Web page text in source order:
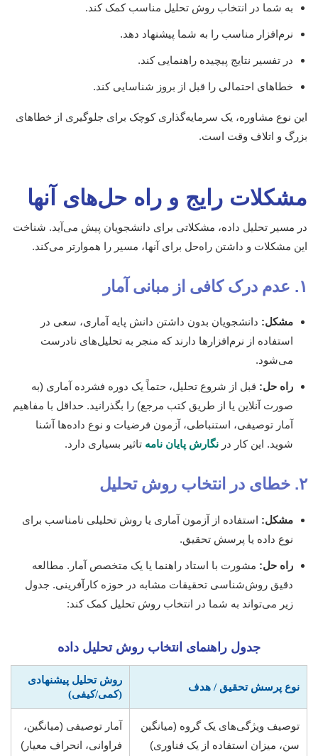
به شما در انتخاب روش تحلیل مناسب کمک کند.
نرم‌افزار مناسب را به شما پیشنهاد دهد.
در تفسیر نتایج پیچیده راهنمایی کند.
خطاهای احتمالی را قبل از بروز شناسایی کند.
این نوع مشاوره، یک سرمایه‌گذاری کوچک برای جلوگیری از خطاهای
بزرگ و اتلاف وقت است.
مشکلات رایج و راه حل‌های آنها
در مسیر تحلیل داده، مشکلاتی برای دانشجویان پیش می‌آید. شناخت
این مشکلات و داشتن راه‌حل برای آنها، مسیر را هموارتر می‌کند.
۱. عدم درک کافی از مبانی آمار
مشکل: دانشجویان بدون داشتن دانش پایه آماری، سعی در
استفاده از نرم‌افزارها دارند که منجر به تحلیل‌های نادرست
می‌شود.
راه حل: قبل از شروع تحلیل، حتماً یک دوره فشرده آماری (به
صورت آنلاین یا از طریق کتب مرجع) را بگذرانید. حداقل با مفاهیم
آمار توصیفی، استنباطی، آزمون فرضیات و نوع داده‌ها آشنا
شوید. این کار در نگارش پایان نامه تاثیر بسیاری دارد.
۲. خطای در انتخاب روش تحلیل
مشکل: استفاده از آزمون آماری یا روش تحلیلی نامناسب برای
نوع داده یا پرسش تحقیق.
راه حل: مشورت با استاد راهنما یا یک متخصص آمار. مطالعه
دقیق روش‌شناسی تحقیقات مشابه در حوزه کارآفرینی. جدول
زیر می‌تواند به شما در انتخاب روش تحلیل کمک کند:
جدول راهنمای انتخاب روش تحلیل داده
نوع پرسش تحقیق / هدف
روش تحلیل پیشنهادی
(کمی/کیفی)
توصیف ویژگی‌های یک گروه (میانگین
سن، میزان استفاده از یک فناوری)
آمار توصیفی (میانگین،
فراوانی، انحراف معیار)